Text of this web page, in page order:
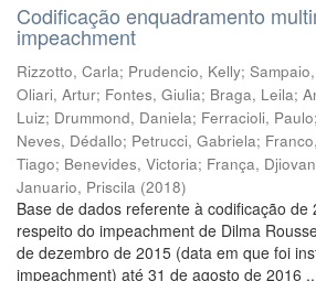
Codificação enquadramento
impeachment
Rizzotto, Carla; Prudencio, Kelly;
Oliari, Artur; Fontes, Giulia; Braga, Leila;
Luiz; Drummond, Daniela; Ferracioli, Paulo;
Neves, Dédallo; Petrucci, Gabriela;
Tiago; Benevides, Victoria; França,
Januario, Priscila (2018)
Base de dados referente à codificação de
respeito do impeachment de Dilma
de dezembro de 2015 (data em que foi
impeachment) até 31 de agosto de 2016